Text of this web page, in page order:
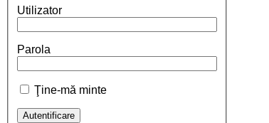
Utilizator
Parola
Ţine-mă minte